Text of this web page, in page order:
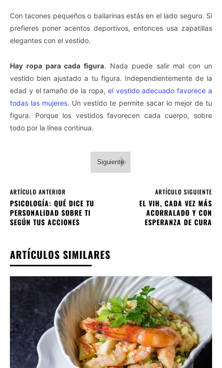
Con tacones pequeños o bailarinas estás en el lado seguro. Si
prefieres poner acentos deportivos, entonces usa zapatillas
elegantes con el vestido.
Hay ropa para cada figura. Nada puede salir mal con un
vestido bien ajustado a tu figura. Independientemente de la
edad y el tamaño de la ropa, el vestido adecuado favorece a
todas las mujeres. Un vestido te permite sacar lo mejor de tu
figura. Porque los vestidos favorecen cada cuerpo, sobre
todo por la línea continua.
Siguiente
ARTÍCULO ANTERIOR
PSICOLOGÍA: QUÉ DICE TU
PERSONALIDAD SOBRE TI
SEGÚN TUS ACCIONES
ARTÍCULO SIGUIENTE
EL VIH, CADA VEZ MÁS
ACORRALADO Y CON
ESPERANZA DE CURA
ARTÍCULOS SIMILARES